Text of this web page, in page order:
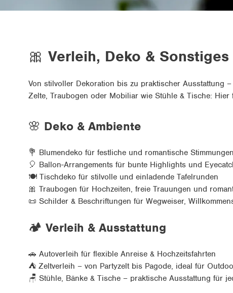
🎀 Verleih, Deko &
Von stilvoller Dekoration bis zu praktischer Ausstattung
Zelte, Traubogen oder Mobiliar wie Stühle & Tische:
🌸 Deko & Ambiente
💐 Blumendeko für festliche und romantische Stimmungen
🎈 Ballon-Arrangements für bunte Highlights und
🍽 Tischdeko für stilvolle und einladende Tafelrunden
🎀 Traubogen für Hochzeiten, freie Trauungen und
📜 Schilder & Beschriftungen für Wegweiser,
🏕 Verleih & Ausstattung
🚗 Autoverleih für flexible Anreise & Hochzeitsfahrten
⛺ Zeltverleih – von Partyzelt bis Pagode, ideal für
🪑 Stühle, Bänke & Tische – praktische Ausstattung für